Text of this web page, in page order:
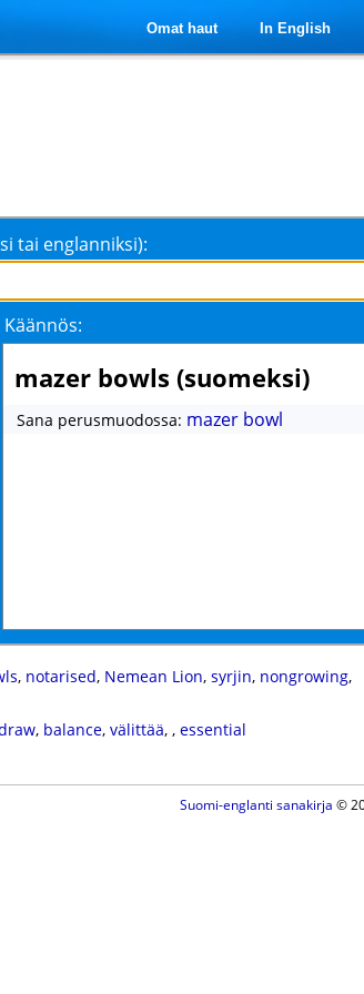
Omat haut In English
tai englanniksi):
Käännös:
mazer bowls (suomeksi)
Sana perusmuodossa: mazer bowl
, notarised, Nemean Lion, syrjin, nongrowing,
, balance, välittää, , essential
Suomi-englanti sanakirja ©